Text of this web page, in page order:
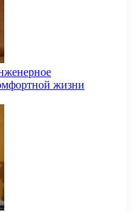
жизни